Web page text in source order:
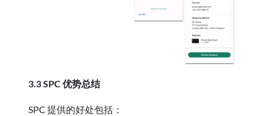
3.3 SPC 优势总结
SPC 提供的好处包括：